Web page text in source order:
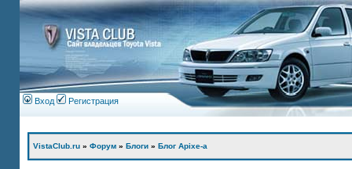
Вход Регистрация
VistaClub.ru » Форум » Блоги » Блог Apixe-а